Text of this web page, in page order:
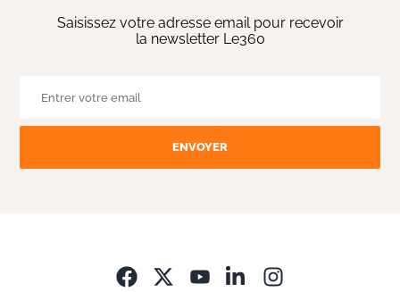
Saisissez votre adresse email pour recevoir
la newsletter Le360
ENVOYER